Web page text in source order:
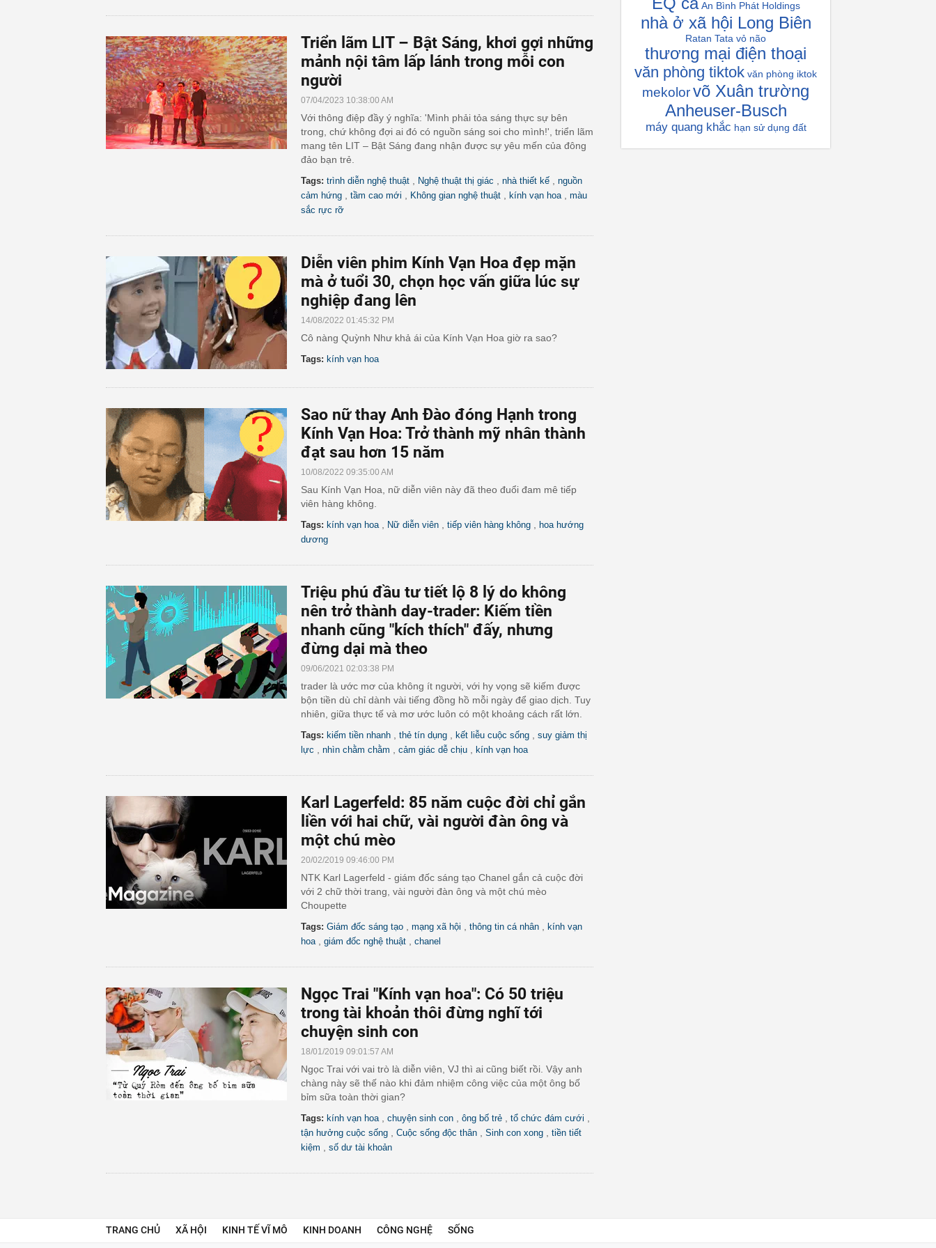
Triển lãm LIT – Bật Sáng, khơi gợi những
mảnh nội tâm lấp lánh trong mỗi con
người
07/04/2023 10:38:00 AM
Với thông điệp đầy ý nghĩa: 'Mình phải tỏa sáng thực sự bên
trong, chứ không đợi ai đó có nguồn sáng soi cho mình!', triển lãm
mang tên LIT – Bật Sáng đang nhận được sự yêu mến của đông
đảo bạn trẻ.
Tags: trình diễn nghệ thuật Nghệ thuật thị giác nhà thiết kế
nguồn
cảm hứng
tầm cao mới Không gian nghệ thuật kính vạn hoa
màu
sắc rực rỡ
Diễn viên phim Kính Vạn Hoa đẹp mặn
mà ở tuổi 30, chọn học vấn giữa lúc sự
nghiệp đang lên
14/08/2022 01:45:32 PM
Cô nàng Quỳnh Như khả ái của Kính Vạn Hoa giờ ra sao?
Tags: kính vạn hoa
Sao nữ thay Anh Đào đóng Hạnh trong
Kính Vạn Hoa: Trở thành mỹ nhân thành
đạt sau hơn 15 năm
10/08/2022 09:35:00 AM
Sau Kính Vạn Hoa, nữ diễn viên này đã theo đuổi đam mê tiếp
viên hàng không.
Tags: kính vạn hoa Nữ diễn viên tiếp viên hàng không
hoa hướng
dương
Triệu phú đầu tư tiết lộ 8 lý do không
nên trở thành day-trader: Kiếm tiền
nhanh cũng "kích thích" đấy, nhưng
đừng dại mà theo
09/06/2021 02:03:38 PM
trader là ước mơ của không ít người, với hy vọng sẽ kiếm được
bộn tiền dù chỉ dành vài tiếng đồng hồ mỗi ngày để giao dịch. Tuy
nhiên, giữa thực tế và mơ ước luôn có một khoảng cách rất lớn.
Tags: kiếm tiền nhanh thẻ tín dụng kết liễu cuộc sống
suy giảm thị
lực
nhìn chằm chằm cảm giác dễ chịu kính vạn hoa
Karl Lagerfeld: 85 năm cuộc đời chỉ gắn
liền với hai chữ, vài người đàn ông và
một chú mèo
20/02/2019 09:46:00 PM
NTK Karl Lagerfeld - giám đốc sáng tạo Chanel gắn cả cuộc đời
với 2 chữ thời trang, vài người đàn ông và một chú mèo
Choupette
Tags: Giám đốc sáng tạo mạng xã hội thông tin cá nhân
kính vạn
hoa
giám đốc nghệ thuật chanel
Ngọc Trai "Kính vạn hoa": Có 50 triệu
trong tài khoản thôi đừng nghĩ tới
chuyện sinh con
18/01/2019 09:01:57 AM
Ngọc Trai với vai trò là diễn viên, VJ thì ai cũng biết rồi. Vậy anh
chàng này sẽ thế nào khi đảm nhiệm công việc của một ông bố
bỉm sữa toàn thời gian?
Tags: kính vạn hoa chuyện sinh con ông bố trẻ tổ chức đám cưới
tận hưởng cuộc sống Cuộc sống độc thân Sinh con xong
tiền tiết
kiệm
số dư tài khoản
An Bình Phát Holdings
nhà ở xã hội Long Biên
Ratan Tata vỏ não
thương mại điện thoại
văn phòng tiktok văn phòng iktok
mekolorvõ Xuân trường
Anheuser-Busch
máy quang khắc hạn sử dụng đất
TRANG CHỦ XÃ HỘI KINH TẾ VĨ MÔ KINH DOANH CÔNG NGHỆ SỐNG